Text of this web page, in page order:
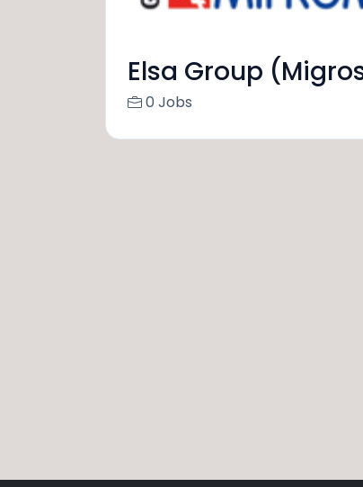
Elsa Group
0 Jobs